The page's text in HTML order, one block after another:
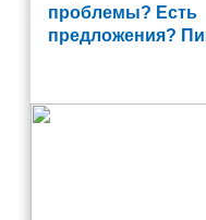
проблемы? Есть
предложения?